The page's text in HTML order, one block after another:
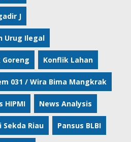
J
Urug Ilegal
Konflik Lahan
031 / Wira Bima Mangkrak
HIPMI News Analysis
Riau Pansus BLBI